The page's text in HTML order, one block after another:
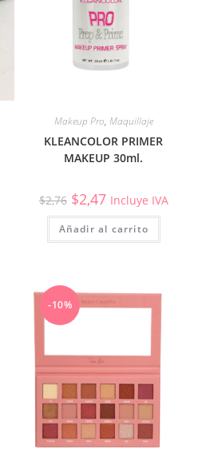
Makeup Pro, Maquillaje
KLEANCOLOR PRIMER
MAKEUP 30ml.
$2,76 $2,47 Incluye IVA
Añadir al carrito
-10%